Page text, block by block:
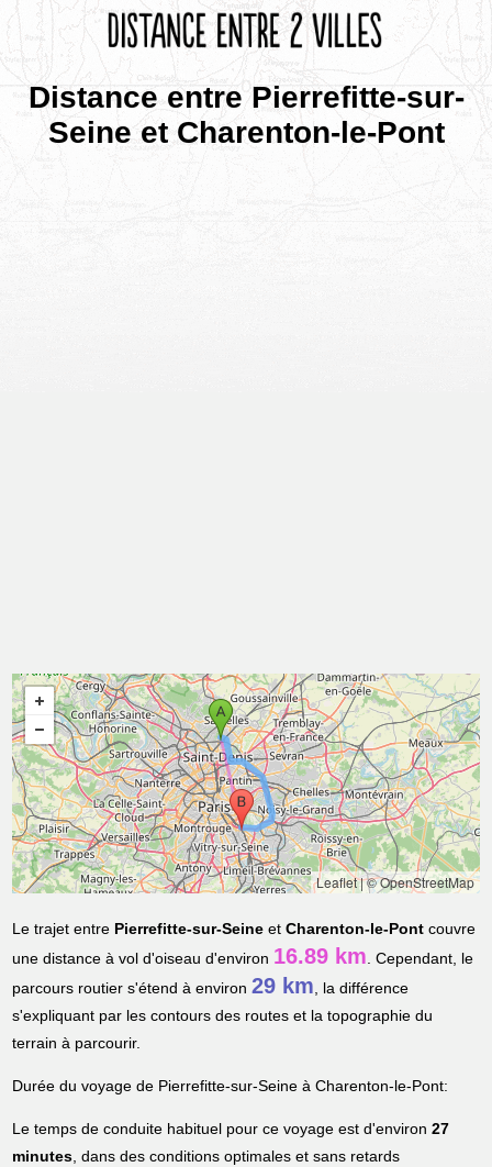
Distance entre Pierrefitte-sur-
Seine et Charenton-le-Pont
Leaflet|© OpenStreetMap
Le trajet entre Pierrefitte-sur-Seine etCharenton-le-Pont couvre
une distance à vol d'oiseau d'environ 16.89 km. Cependant, le
parcours routier s'étend à environ29 km, la différence
s'expliquant par les contours des routes et la topographie du
terrain à parcourir.
Durée du voyage de Pierrefitte-sur-Seine à Charenton-le-Pont:
Le temps de conduite habituel pour ce voyage est d'environ27
minutes, dans des conditions optimales et sans retards